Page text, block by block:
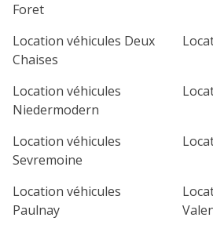
Foret
Location véhicules Deux
Chaises
Location véhicules
Niedermodern
Location véhicules
Sevremoine
Location véhicules
Paulnay